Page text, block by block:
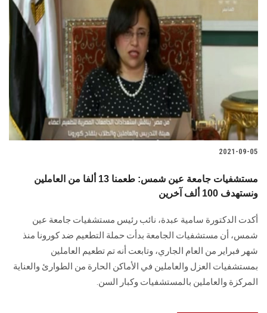
2021-09-05
مستشفيات جامعة عين شمس: طعمنا 13 ألفا من العاملين
ونستهدف 100 ألف آخرين
أكدت الدكتورة سامية عبدة، نائب رئيس مستشفيات جامعة عين
شمس، أن مستشفيات الجامعة بدأت حملة التطعيم ضد كورونا منذ
شهر فبراير من العام الجاري، وتابعت أنه تم تطعيم العاملين
بمستشفيات العزل والعاملين في الأماكن الحارة من الطوارئ والعناية
المركزة والعاملين بالمستشفيات وكبار السن.